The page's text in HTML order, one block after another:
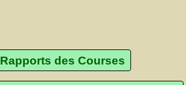
Rapports des Courses